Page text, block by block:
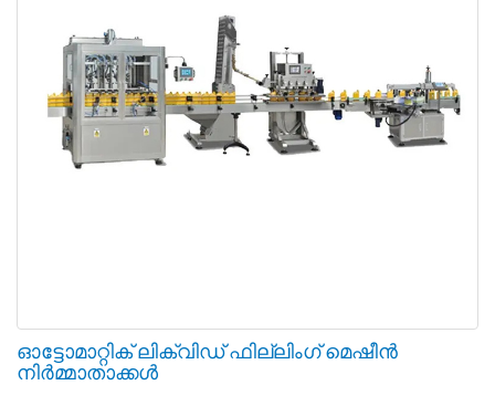
ഓട്ടോമാറ്റിക് ലിക്വിഡ് ഫില്ലിംഗ് മെഷീൻ
നിർമ്മാതാക്കൾ